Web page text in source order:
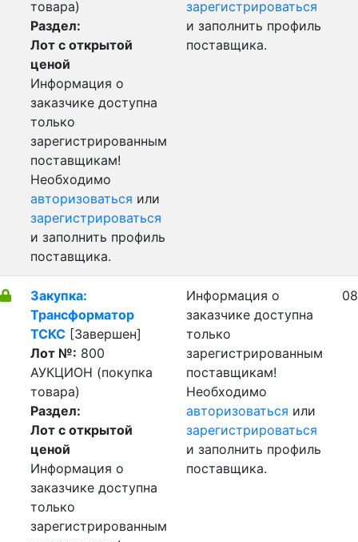
товара)
Раздел:
Лот с открытой
ценой
Информация о
заказчике доступна
только
зарегистрированным
поставщикам!
Необходимо
авторизоваться или
зарегистрироваться
и заполнить профиль
поставщика.
зарегистрироваться
и заполнить профиль
поставщика.
Закупка:
Трансформатор
ТСКС [Завершен]
Лот №: 800
АУКЦИОН (покупка
товара)
Раздел:
Лот с открытой
ценой
Информация о
заказчике доступна
только
зарегистрированным
Информация о
заказчике доступна
только
зарегистрированным
поставщикам!
Необходимо
авторизоваться или
зарегистрироваться
и заполнить профиль
поставщика.